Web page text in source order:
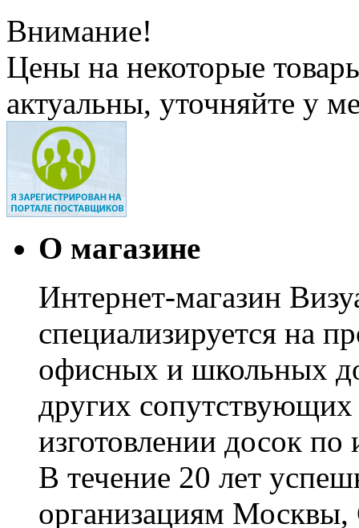
Внимание!
Цены на некоторые
актуальны, уточняйте у
О магазине
Интернет-магазин
специализируется на
офисных и школьных
других сопутствующих
изготовлении досок по
В течение 20 лет
организациям Москвы,